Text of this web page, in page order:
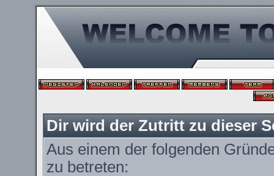
Dir wird der Zutritt zu dieser
Aus einem der folgenden
zu betreten: